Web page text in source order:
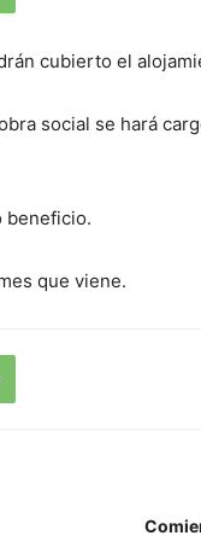
cubierto el
social se hará
beneficio.
que viene.